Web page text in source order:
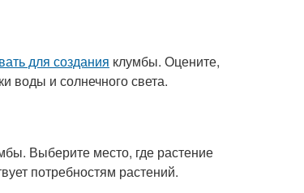
для создания клумбы. Оцените,
воды и солнечного света.
Выберите место, где растение
потребностям растений.